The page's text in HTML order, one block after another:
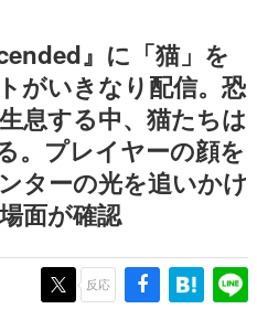
ーの方々に製作時のエピソードをお
けない。『赫本』は、〈試験問題〉
小説集です。
ーム市場を担う若きクリエイター達
ーツと情熱を探っていきます。
たち
受けた作家さんに取材し、ゲームが
業やカルチャーに与えた影響を探る企
』に「猫」を
がいきなり配信。恐
息する中、猫たちは
。プレイヤーの顔を
ターの光を追いかけ
面が確認
反応